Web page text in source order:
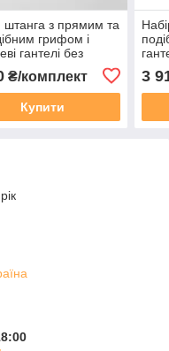
штанга з прямим та
грифом і
гантелі без
₴/комплект
Купити
3